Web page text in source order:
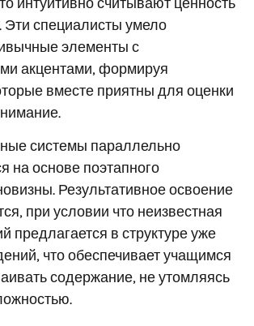
Эти специалисты умело
элементы с
акцентами, формируя
вместе приятны для оценки
системы параллельно
на основе поэтапного
Результативное освоение
при условии что неизвестная
предлагается в структуре уже
что обеспечивает учащимся
содержание, не утомляясь